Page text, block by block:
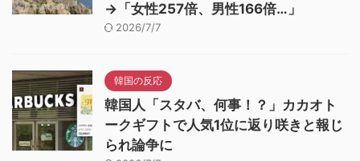
→「女性257倍、男性166倍…」
2026/7/7
韓国の反応
韓国人「スタバ、何事！？」カカオト
ークギフトで人気1位に返り咲きと報じ
られ論争に